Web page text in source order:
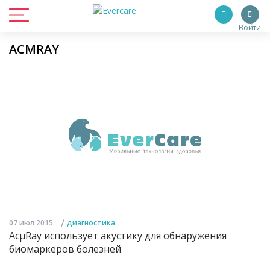
Войти
ACΜRAY
07 июл 2015 / диагностика
AcµRay использует акустику для обнаружения
биомаркеров болезней